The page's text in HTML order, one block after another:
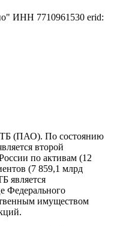
ИНН 7710961530 erid:
(ПАО). По состоянию
второй
по активам (12
(7 859,1 млрд
является
Федерального
имуществом